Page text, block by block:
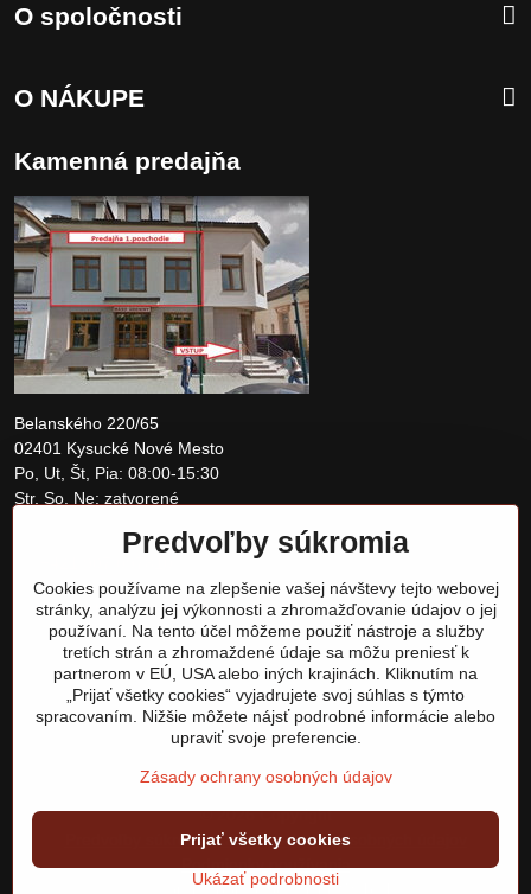
O spoločnosti
O NÁKUPE
Kamenná predajňa
Belanského 220/65
02401 Kysucké Nové Mesto
Po, Ut, Št, Pia: 08:00-15:30
Str, So, Ne: zatvorené
obchod@tomshardware.sk
©2026Copyright
Predvoľby súkromiaZásady ochrany osobných údajov
Podmienky používania
Vytvorené pomocou:BiznisWeb.sk
Predvoľby súkromia
Cookies používame na zlepšenie vašej návštevy tejto webovej
stránky, analýzu jej výkonnosti a zhromažďovanie údajov o jej
používaní. Na tento účel môžeme použiť nástroje a služby
tretích strán a zhromaždené údaje sa môžu preniesť k
partnerom v EÚ, USA alebo iných krajinách. Kliknutím na
„Prijať všetky cookies“ vyjadrujete svoj súhlas s týmto
spracovaním. Nižšie môžete nájsť podrobné informácie alebo
upraviť svoje preferencie.
Zásady ochrany osobných údajov
Ukázať podrobnosti
Prijať všetky cookies